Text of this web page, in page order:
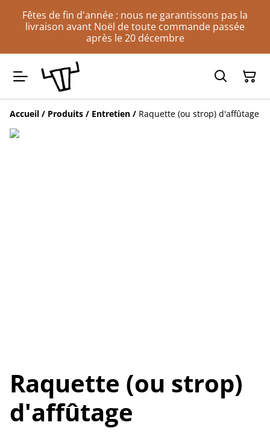
Fêtes de fin d'année : nous ne garantissons pas la
livraison avant Noël de toute commande passée
après le 20 décembre
Accueil / Produits / Entretien / Raquette (ou strop) d'affûtage
Raquette (ou strop)
d'affûtage